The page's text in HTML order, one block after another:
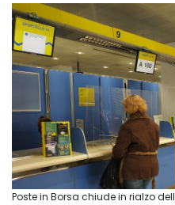
Poste in Borsa chiude in rialzo